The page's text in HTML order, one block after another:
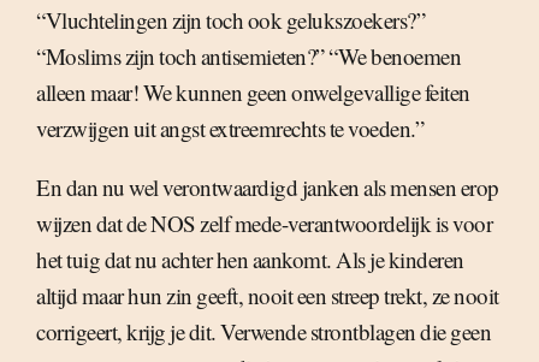
“Vluchtelingen zijn toch ook gelukszoekers?”
“Moslims zijn toch antisemieten?” “We benoemen
alleen maar! We kunnen geen onwelgevallige feiten
verzwijgen uit angst extreemrechts te voeden.”
En dan nu wel verontwaardigd janken als mensen erop
wijzen dat de NOS zelf mede-verantwoordelijk is voor
het tuig dat nu achter hen aankomt. Als je kinderen
altijd maar hun zin geeft, nooit een streep trekt, ze nooit
corrigeert, krijg je dit. Verwende strontblagen die geen